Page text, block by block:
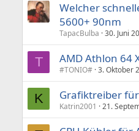
Welcher
5600+ 90nm
TapacBulba 30. Juni
T AMD Athlon 64
#TONIO# 3. Oktober
K Grafiktreiber
Katrin2001 21.